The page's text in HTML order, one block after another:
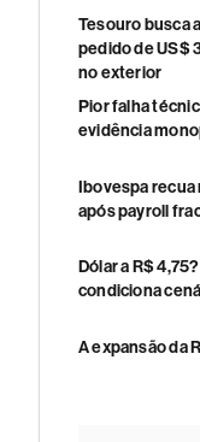
Tesouro busca
pedido de US$
no exterior
Pior falha
evidência
Ibovespa recua
após payroll
Dólar a R$
condiciona
A expansão da